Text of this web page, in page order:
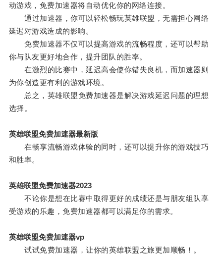
动游戏，免费加速器将自动优化你的网络连接。
通过加速器，你可以轻松畅玩英雄联盟，无需担心网络
延迟对游戏造成的影响。
免费加速器不仅可以提高游戏的流畅程度，还可以帮助
你与队友更好地合作，提升团队的胜率。
在激烈的比赛中，延迟高会使你错失良机，而加速器则
为你创造更有利的游戏环境。
总之，英雄联盟免费加速器是解决游戏延迟问题的理想
选择。
英雄联盟免费加速器最新版
在畅享流畅游戏体验的同时，还可以提升你的游戏技巧
和胜率。
英雄联盟免费加速器2023
不论你是想在比赛中取得更好的成绩还是与朋友组队享
受游戏的乐趣，免费加速器都可以满足你的需求。
英雄联盟免费加速器vp
试试免费加速器，让你的英雄联盟之旅更加顺畅！。